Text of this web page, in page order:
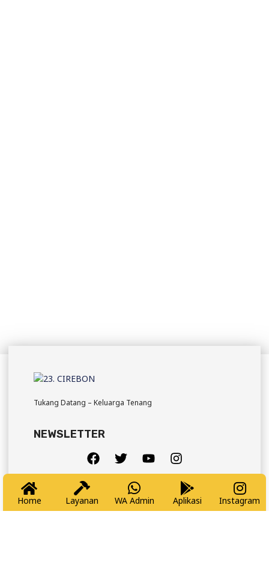
Tukang Datang – Keluarga Tenang
NEWSLETTER
Pesan Sekarang
Home Layanan WA Admin Aplikasi Instagram